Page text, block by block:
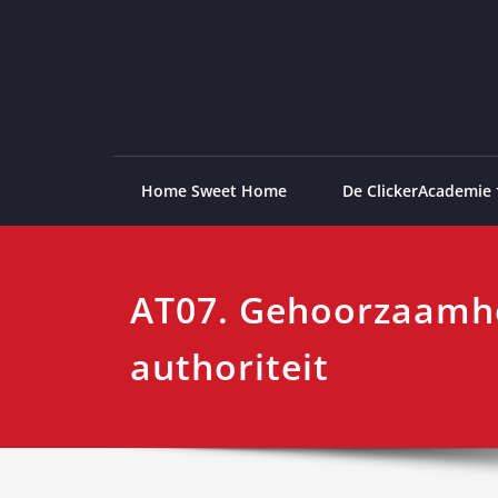
Home Sweet Home De ClickerAcademie
AT07.
authoriteit